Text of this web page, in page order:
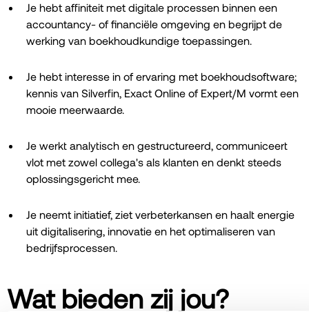
Je hebt affiniteit met digitale processen binnen een
accountancy- of financiële omgeving en begrijpt de
werking van boekhoudkundige toepassingen.
Je hebt interesse in of ervaring met boekhoudsoftware;
kennis van Silverfin, Exact Online of Expert/M vormt een
mooie meerwaarde.
Je werkt analytisch en gestructureerd, communiceert
vlot met zowel collega's als klanten en denkt steeds
oplossingsgericht mee.
Je neemt initiatief, ziet verbeterkansen en haalt energie
uit digitalisering, innovatie en het optimaliseren van
bedrijfsprocessen.
Wat bieden zij jou?